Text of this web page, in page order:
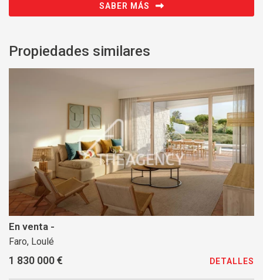
SABER MÁS
Propiedades similares
En venta -
Faro, Loulé
1 830 000 € DETALLES